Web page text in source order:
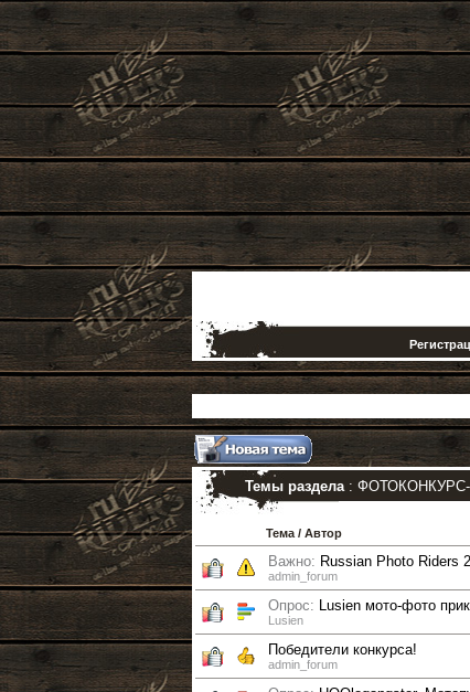
Темы раздела:
Тема / Автор
Важно: Russian Photo Riders
admin_forum
Опрос: Lusien мото-фото
Lusien
Победители конкурса!
admin_forum